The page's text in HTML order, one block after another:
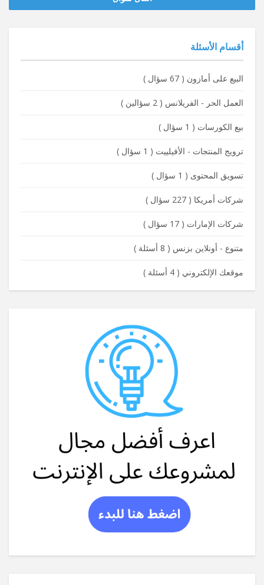
أقسام الأسئلة
البيع على أمازون ( 67 سؤال )
العمل الحر - الفريلانس ( 2 سؤالين )
بيع الكورسات ( 1 سؤال )
ترويج المنتجات - الأفيلييت ( 1 سؤال )
تسويق المحتوى ( 1 سؤال )
شركات أمريكا ( 227 سؤال )
شركات الإمارات ( 17 سؤال )
متنوع - أونلاين بزنس ( 8 أسئلة )
موقعك الإلكتروني ( 4 أسئلة )